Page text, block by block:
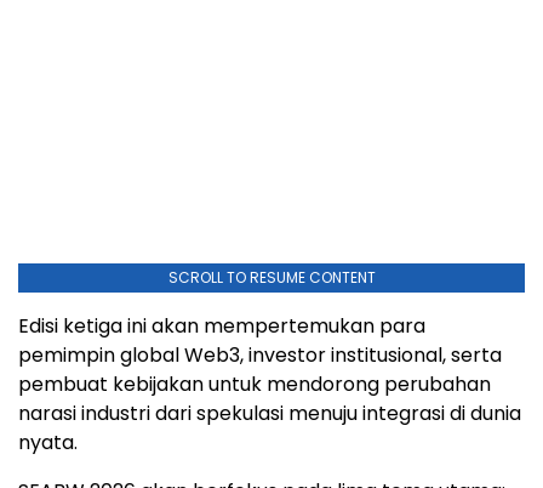
SCROLL TO RESUME CONTENT
Edisi ketiga ini akan mempertemukan para
pemimpin global Web3, investor institusional, serta
pembuat kebijakan untuk mendorong perubahan
narasi industri dari spekulasi menuju integrasi di dunia
nyata.